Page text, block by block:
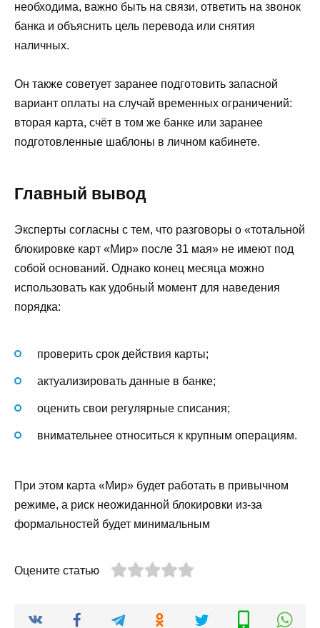
необходима, важно быть на связи, ответить на звонок
банка и объяснить цель перевода или снятия
наличных.
Он также советует заранее подготовить запасной
вариант оплаты на случай временных ограничений:
вторая карта, счёт в том же банке или заранее
подготовленные шаблоны в личном кабинете.
Главный вывод
Эксперты согласны с тем, что разговоры о «тотальной
блокировке карт «Мир» после 31 мая» не имеют под
собой оснований. Однако конец месяца можно
использовать как удобный момент для наведения
порядка:
проверить срок действия карты;
актуализировать данные в банке;
оценить свои регулярные списания;
внимательнее относиться к крупным операциям.
При этом карта «Мир» будет работать в привычном
режиме, а риск неожиданной блокировки из-за
формальностей будет минимальным
Оцените статью